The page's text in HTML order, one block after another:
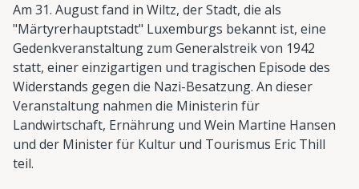
Am 31. August fand in Wiltz, der Stadt, die als
"Märtyrerhauptstadt" Luxemburgs bekannt ist, eine
Gedenkveranstaltung zum Generalstreik von 1942
statt, einer einzigartigen und tragischen Episode des
Widerstands gegen die Nazi-Besatzung. An dieser
Veranstaltung nahmen die Ministerin für
Landwirtschaft, Ernährung und Wein Martine Hansen
und der Minister für Kultur und Tourismus Eric Thill
teil.